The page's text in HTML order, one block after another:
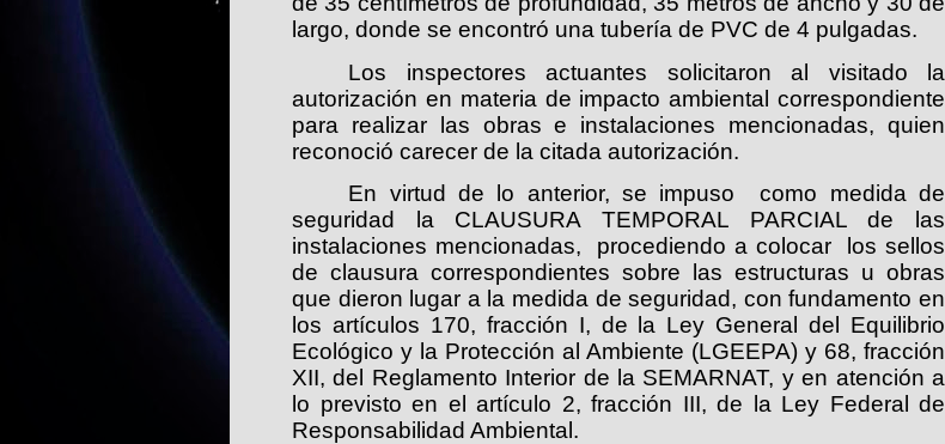
largo, donde se encontró una tubería de PVC de 4 pulgadas.
Los inspectores actuantes solicitaron al visitado la
autorización en materia de impacto ambiental correspondiente
para realizar las obras e instalaciones mencionadas, quien
reconoció carecer de la citada autorización.
En virtud de lo anterior, se impuso
como medida de
seguridad la CLAUSURA TEMPORAL PARCIAL de las
instalaciones mencionadas,
procediendo a colocar
los sellos
de clausura correspondientes sobre las estructuras u obras
que dieron lugar a la medida de seguridad, con fundamento en
los artículos 170, fracción I, de la Ley General del Equilibrio
Ecológico y la Protección al Ambiente (LGEEPA) y 68, fracción
XII, del Reglamento Interior de la SEMARNAT, y en atención a
lo previsto en el artículo 2, fracción III, de la Ley Federal de
Responsabilidad Ambiental.